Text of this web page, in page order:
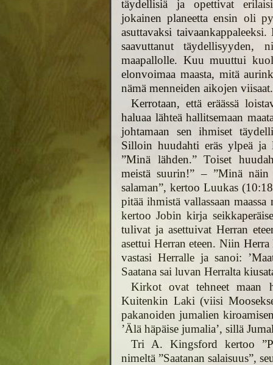
täydellisiä ja opettivat
jokainen planeetta ensin oli
asuttavaksi
saavuttanut
maapallolle. Kuu muuttui
elonvoimaa maasta, mitä
nämä menneiden aikojen
Kerrotaan, että eräässä
haluaa lähteä hallitsemaan
johtamaan sen ihmiset
Silloin huudahti eräs ylpeä ja
”Minä lähden.” Toiset
meistä suurin!” – ”Minä näin
salaman”, kertoo Luukas
pitää ihmistä vallassaan
kertoo Jobin kirja
tulivat ja asettuivat Herran
asettui Herran eteen. Niin Herra
vastasi Herralle ja sanoi:
Saatana sai luvan Herralta
Kirkot ovat tehneet maan
Kuitenkin Laki (viisi
pakanoiden jumalien
’Älä häpäise jumalia’, sillä
Tri A. Kingsford kertoo
nimeltä ”Saatanan salaisuus”,